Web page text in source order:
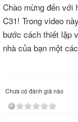
Chào mừng đến với
C31! Trong video
bước cách thiết lập
nhà của bạn một
Chưa có đánh giá nào